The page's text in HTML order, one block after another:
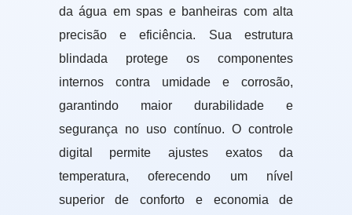
da água em spas e banheiras com alta
precisão e eficiência. Sua estrutura
blindada protege os componentes
internos contra umidade e corrosão,
garantindo maior durabilidade e
segurança no uso contínuo. O controle
digital permite ajustes exatos da
temperatura, oferecendo um nível
superior de conforto e economia de